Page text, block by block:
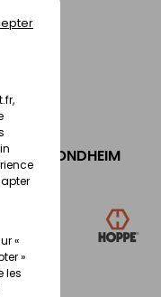
«
»
les
TRONDHEIM